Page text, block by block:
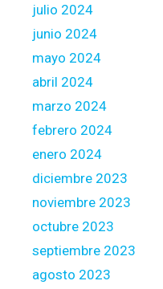
b
j
e
c
i
e
d
e
t
o
julio 2024
junio 2024
mayo 2024
abril 2024
marzo 2024
febrero 2024
enero 2024
diciembre 2023
noviembre 2023
octubre 2023
septiembre 2023
agosto 2023